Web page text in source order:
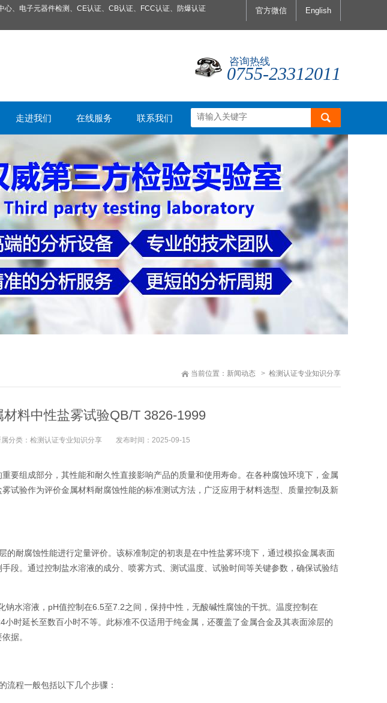
官方微信 English
、电子元器件检测、CE认证、CB认证、FCC认证、防爆认证
咨询热线
0755-23312011
走进我们 在线服务 联系我们
当前位置： 新闻动态 检测认证专业知识分享
材料中性盐雾试验QB/T 3826-1999
分类： 检测认证专业知识分享 发布时间： 2025-09-15
要组成部分，其性能和耐久性直接影响产品的质量和使用寿命。在各种腐蚀环境下，金属
试验作为评价金属材料耐腐蚀性能的标准测试方法，广泛应用于材料选型、质量控制及新
的耐腐蚀性能进行定量评价。该标准制定的初衷是在中性盐雾环境下，通过模拟金属表面
段。通过控制盐水溶液的成分、喷雾方式、测试温度、试验时间等关键参数，确保试验结
钠水溶液，pH值控制在6.5至7.2之间，保持中性，无酸碱性腐蚀的干扰。温度控制在
时延长至数百小时不等。此标准不仅适用于纯金属，还覆盖了金属合金及其表面涂层的
据。
流程一般包括以下几个步骤：